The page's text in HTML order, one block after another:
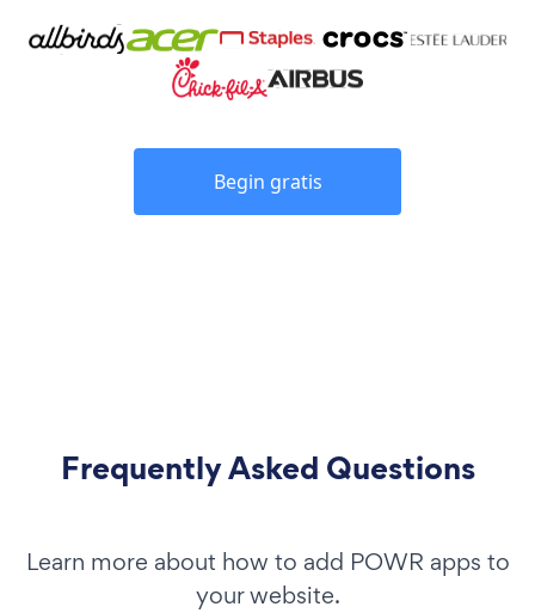
Begin gratis
Frequently Asked Questions
Learn more about how to add POWR apps to
your website.